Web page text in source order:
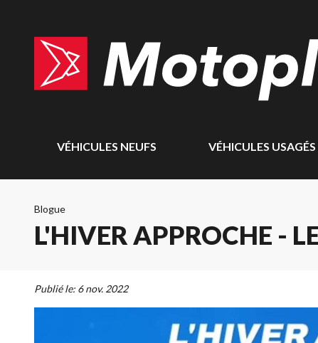
VÉHICULES NEUFS VÉHICULES USAGÉS
Blogue
L'HIVER APPROCHE -
Publié le: 6 nov. 2022